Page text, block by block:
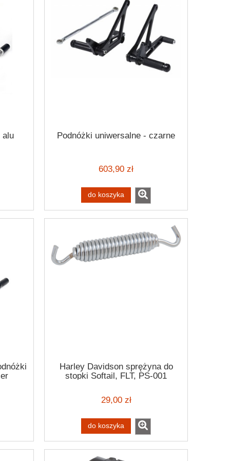
alu Podnóżki uniwersalne - czarne
603,90 zł
do koszyka
Harley Davidson sprężyna do
stopki Softail, FLT, PS-001
29,00 zł
do koszyka